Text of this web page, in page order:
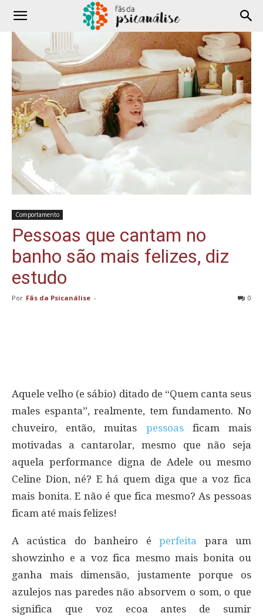
Comportamento
Pessoas que cantam no
banho são mais felizes, diz
estudo
Por Fãs da Psicanálise - 0
Aquele velho (e sábio) ditado de “Quem canta seus
males espanta”, realmente, tem fundamento. No
chuveiro, então, muitas pessoasficam mais
motivadas a cantarolar, mesmo que não seja
aquela performance digna de Adele ou mesmo
Celine Dion, né? E há quem diga que a voz fica
mais bonita. E não é que fica mesmo? As pessoas
ficam até mais felizes!
A acústica do banheiro éperfeita para um
showzinho e a voz fica mesmo mais bonita ou
ganha mais dimensão, justamente porque os
azulejos nas paredes não absorvem o som, o que
significa que voz ecoa antes de sumir